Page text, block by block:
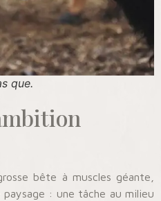
que.
bête à muscles géante,
: une tâche au milieu